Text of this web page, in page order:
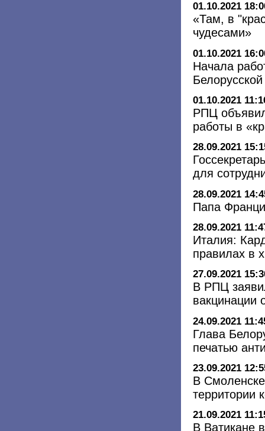
01.10.2021
«Там, в
чудесами»
01.10.2021
Начала
01.10.2021
РПЦ
работы в
28.09.2021
для
28.09.2021
Папа
28.09.2021
Италия:
правилах в
27.09.2021
В РПЦ
вакцинации
24.09.2021
Глава
печатью
23.09.2021
В
территории
21.09.2021
В Ватикане